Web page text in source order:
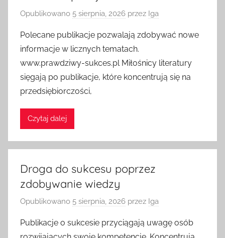
Opublikowano 5 sierpnia, 2026 przez Iga
Polecane publikacje pozwalają zdobywać nowe
informacje w licznych tematach.
www.prawdziwy-sukces.pl Miłośnicy literatury
sięgają po publikacje, które koncentrują się na
przedsiębiorczości,
Czytaj dalej
Droga do sukcesu poprzez
zdobywanie wiedzy
Opublikowano 5 sierpnia, 2026 przez Iga
Publikacje o sukcesie przyciągają uwagę osób